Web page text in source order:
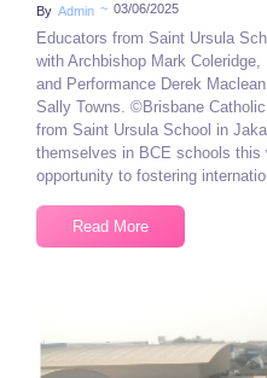
By Admin ~ 03/06/2025
Educators from Saint Ursula
with Archbishop Mark
and Performance Derek
Sally Towns. ©Brisbane
from Saint Ursula School in
themselves in BCE schools this
opportunity to fostering
Read More